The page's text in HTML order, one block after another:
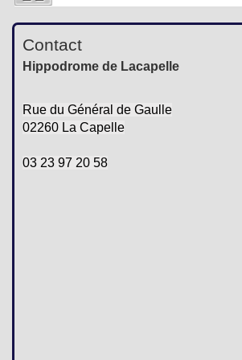
Contact
Hippodrome de Lacapelle
Rue du Général de Gaulle
02260 La Capelle
03 23 97 20 58